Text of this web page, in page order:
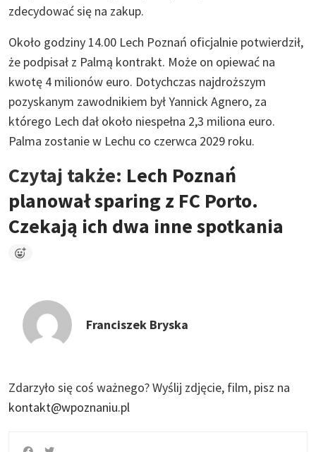
zdecydować się na zakup.
Około godziny 14.00 Lech Poznań oficjalnie potwierdził,
że podpisał z Palmą kontrakt. Może on opiewać na
kwotę 4 milionów euro. Dotychczas najdroższym
pozyskanym zawodnikiem był Yannick Agnero, za
którego Lech dał około niespełna 2,3 miliona euro.
Palma zostanie w Lechu co czerwca 2029 roku.
Czytaj także: Lech Poznań
planował sparing z FC Porto.
Czekają ich dwa inne spotkania
Franciszek Bryska
Zdarzyło się coś ważnego?Wyślij zdjęcie, film, pisz na
kontakt@wpoznaniu.pl